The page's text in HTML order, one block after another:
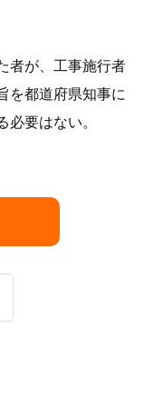
者が、工事施行者
を都道府県知事に
要はない。